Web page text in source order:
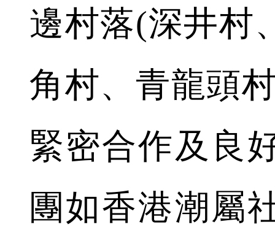
邊村落(深井村
角村、青龍頭
緊密合作及良
團如香港潮屬